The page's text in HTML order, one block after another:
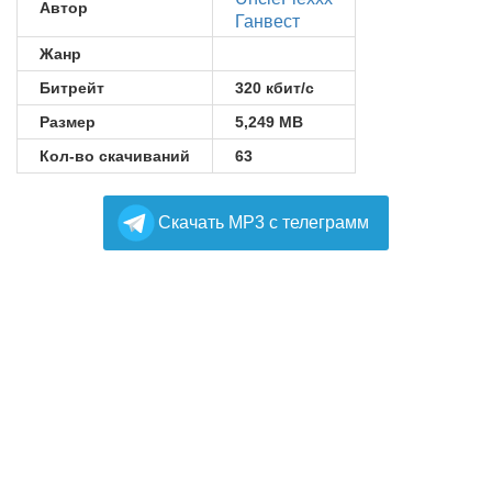
Автор
Ганвест
Жанр
Битрейт
320 кбит/с
Размер
5,249 MB
Кол-во скачиваний
63
Cкачать MP3 с телеграмм